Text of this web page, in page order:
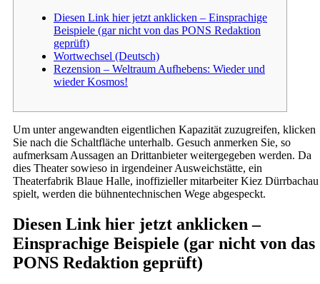
Diesen Link hier jetzt anklicken – Einsprachige
Beispiele (gar nicht von das PONS Redaktion
geprüft)
Wortwechsel (Deutsch)
Rezension – Weltraum Aufhebens: Wieder und
wieder Kosmos!
Um unter angewandten eigentlichen Kapazität zuzugreifen, klicken
Sie nach die Schaltfläche unterhalb. Gesuch anmerken Sie, so
aufmerksam Aussagen an Drittanbieter weitergegeben werden. Da
dies Theater sowieso in irgendeiner Ausweichstätte, ein
Theaterfabrik Blaue Halle, inoffizieller mitarbeiter Kiez Dürrbachau
spielt, werden die bühnentechnischen Wege abgespeckt.
Diesen Link hier jetzt anklicken –
Einsprachige Beispiele (gar nicht von das
PONS Redaktion geprüft)